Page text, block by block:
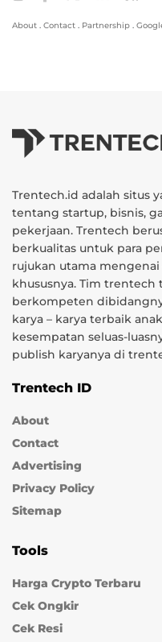
About . Contact . Partnership .
Trentech.id adalah situs
tentang startup, bisnis,
pekerjaan. Trentech
berkualitas untuk para
rujukan utama
khususnya. Tim trentech
berkompeten
karya – karya terbaik
kesempatan seluas-
publish karyanya di
Trentech ID
About
Contact
Advertising
Privacy Policy
Sitemap
Tools
Harga Crypto Terbaru
Cek Ongkir
Cek Resi